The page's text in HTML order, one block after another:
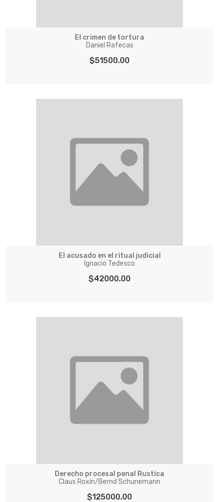
El crimen de tortura
Daniel Rafecas
$51500.00
El acusado en el ritual judicial
Ignacio Tedesco
$42000.00
Derecho procesal penal Rustica
Claus Roxin/Bernd Schunemann
$125000.00